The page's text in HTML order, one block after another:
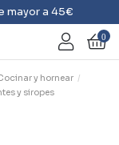
mayor a 45€
0
y hornear
y siropes